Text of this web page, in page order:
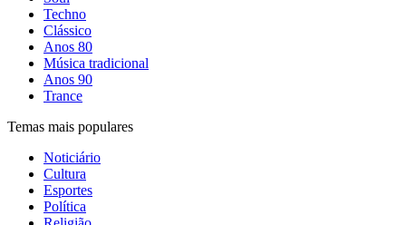
Techno
Clássico
Anos 80
Música tradicional
Anos 90
Trance
Temas mais populares
Noticiário
Cultura
Esportes
Política